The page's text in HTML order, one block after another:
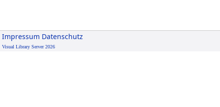
Impressum Datenschutz
Visual Library Server 2026